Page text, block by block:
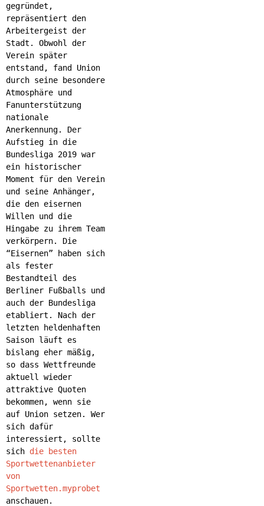
gegründet,
repräsentiert den
Arbeitergeist der
Stadt. Obwohl der
Verein später
entstand, fand Union
durch seine besondere
Atmosphäre und
Fanunterstützung
nationale
Anerkennung. Der
Aufstieg in die
Bundesliga 2019 war
ein historischer
Moment für den Verein
und seine Anhänger,
die den eisernen
Willen und die
Hingabe zu ihrem Team
verkörpern. Die
“Eisernen” haben sich
als fester
Bestandteil des
Berliner Fußballs und
auch der Bundesliga
etabliert. Nach der
letzten heldenhaften
Saison läuft es
bislang eher mäßig,
so dass Wettfreunde
aktuell wieder
attraktive Quoten
bekommen, wenn sie
auf Union setzen. Wer
sich dafür
interessiert, sollte
sich die besten
Sportwettenanbieter
von
Sportwetten.myprobet
anschauen.